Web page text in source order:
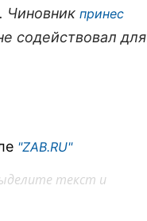
Чиновник принес
содействовал для
"ZAB.RU"
текст и